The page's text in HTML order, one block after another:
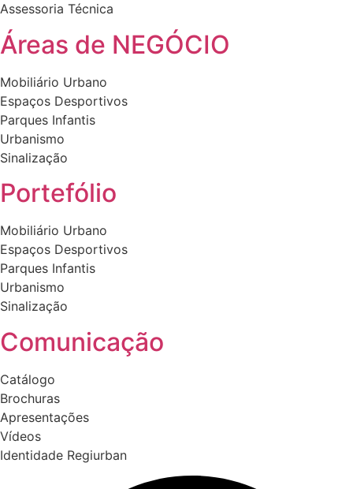
Assessoria Técnica
Áreas de NEGÓCIO
Mobiliário Urbano
Espaços Desportivos
Parques Infantis
Urbanismo
Sinalização
Portefólio
Mobiliário Urbano
Espaços Desportivos
Parques Infantis
Urbanismo
Sinalização
Comunicação
Catálogo
Brochuras
Apresentações
Vídeos
Identidade Regiurban